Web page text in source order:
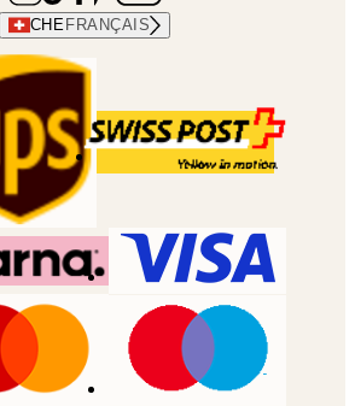
CHE FRANÇAIS